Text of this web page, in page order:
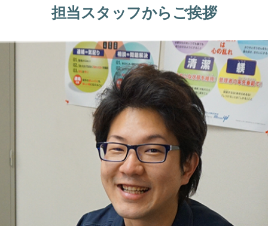
担当スタッフからご挨拶